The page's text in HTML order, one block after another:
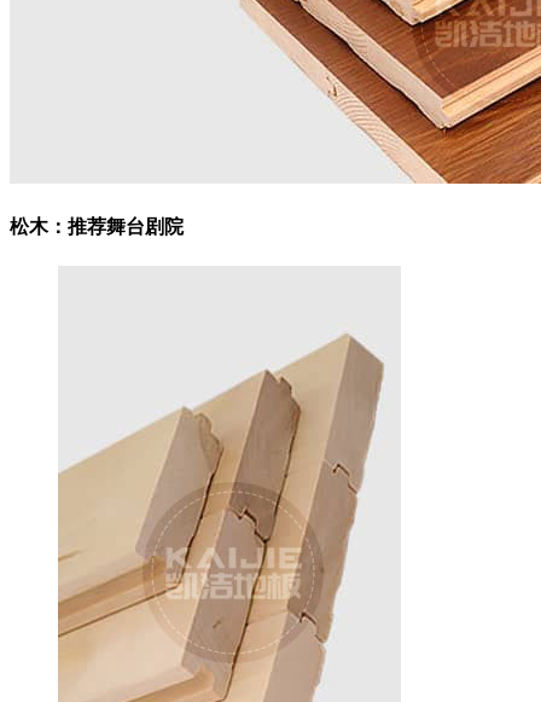
松木： 推荐舞台剧院